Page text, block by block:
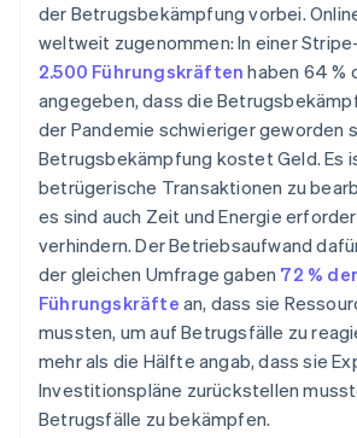
der Betrugsbekämpfung vorbei.
weltweit zugenommen: In einer
2.500 Führungskräften haben 64 %
angegeben, dass die
der Pandemie schwieriger geworden
Betrugsbekämpfung kostet Geld. Es
betrügerische Transaktionen zu
es sind auch Zeit und Energie
verhindern. Der Betriebsaufwand
der gleichen Umfrage gaben 72 % der
Führungskräfte an, dass sie
mussten, um auf Betrugsfälle zu
mehr als die Hälfte angab, dass sie
Investitionspläne zurückstellen
Betrugsfälle zu bekämpfen.